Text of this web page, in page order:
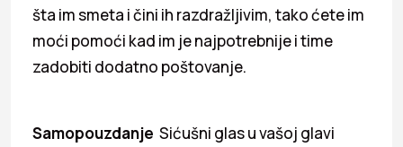
šta im smeta i čini ih razdražljivim, tako ćete im
moći pomoći kad im je najpotrebnije i time
zadobiti dodatno poštovanje.
Samopouzdanje Sićušni glas u vašoj glavi